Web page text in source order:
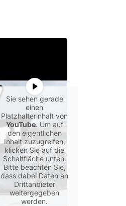
Sie sehen gerade
einen
Platzhalterinhalt von
YouTube. Um auf
den eigentlichen
Inhalt zuzugreifen,
klicken Sie auf die
Schaltfläche unten.
Bitte beachten Sie,
dass dabei Daten an
Drittanbieter
weitergegeben
werden.